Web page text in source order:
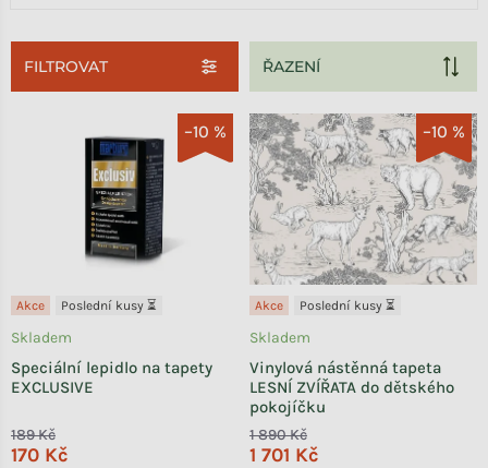
FILTROVAT
Výpis produktů–10 %
Akce Poslední kusy ⏳
Speciální lepidlo na tapety
EXCLUSIVE
Skladem
189 Kč
170 Kč
–10 %
Akce Poslední kusy ⏳
Vinylová nástěnná tapeta
LESNÍ ZVÍŘATA do dětského
pokojíčku
Skladem
1 890 Kč
1 701 Kč